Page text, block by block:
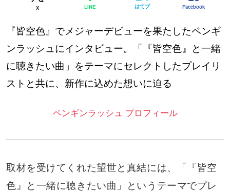
X LINE はてブ Facebook
『皆空色』でメジャーデビューを果たしたペンギ
ンラッシュにインタビュー。「『皆空色』と一緒
に聴きたい曲」をテーマにセレクトしたプレイリ
ストと共に、新作に込めた想いに迫る
ペンギンラッシュ プロフィール
取材を受けてくれた望世と真結には、「『皆空
色』と一緒に聴きたい曲」というテーマでプレ